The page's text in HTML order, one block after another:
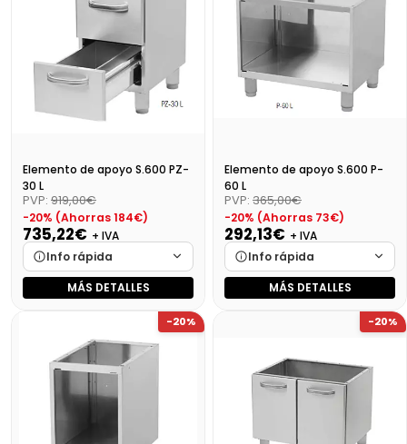
Precio final (+21%)
Precio final (+21%)1066,35 €
Elemento de apoyo S.600 PZ-
30 L
PVP: 919,00€
-20% (Ahorras 184€)
735,22€ + IVA
Info rápida
Marca
Cargando…
Cargando…
Disponibilidad
Cargando…
Precio final (+21%)
MÁS DETALLES
Elemento de apoyo S.600 P-
60 L
PVP: 365,00€
-20% (Ahorras 73€)
292,13€ + IVA
Info rápida
Marca
Cargando…
Cargando…
Precio final (+21%)
353,47 €
MÁS DETALLES
-20% -20%